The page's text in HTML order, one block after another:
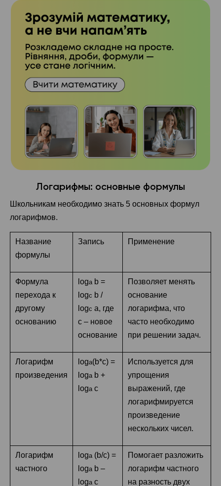
Логарифмы: основные формулы
Школьникам необходимо знать 5 основных формул
логарифмов.
Название
формулы
Запись Применение
Формула
перехода к
другому
основанию
loga b =
logc b /
logc a, где
c – новое
основание
Позволяет менять
основание
логарифма, что
часто необходимо
при решении задач.
Логарифм
произведения
loga(b*c) =
loga b +
loga c
Используется для
упрощения
выражений, где
логарифмируется
произведение
нескольких чисел.
Логарифм
частного
loga (b/c) =
loga b –
loga c
Помогает разложить
логарифм частного
на разность двух